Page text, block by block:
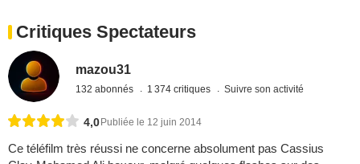
Critiques Spectateurs
mazou31
132 abonnés 1 374 critiques Suivre son activité
4,0 Publiée le 12 juin 2014
Ce téléfilm très réussi ne concerne absolument pas Cassius